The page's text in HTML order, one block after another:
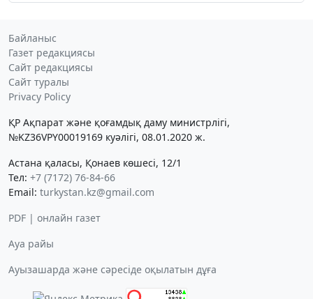
Байланыс
Газет редакциясы
Сайт редакциясы
Сайт туралы
Privacy Policy
ҚР Ақпарат және қоғамдық даму министрлігі,
№KZ36VPY00019169 куәлігі, 08.01.2020 ж.
Астана қаласы, Қонаев көшесі, 12/1
Тел: +7 (7172) 76-84-66
Email: turkystan.kz@gmail.com
PDF | онлайн газет
Ауа райы
Ауызашарда және сәресіде оқылатын дұға